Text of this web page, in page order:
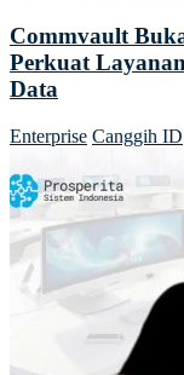
Commvault
Perkuat
Data
Enterprise Canggih ID